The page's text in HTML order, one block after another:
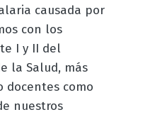
causada por
con los
I y II del
la Salud, más
docentes como
nuestros